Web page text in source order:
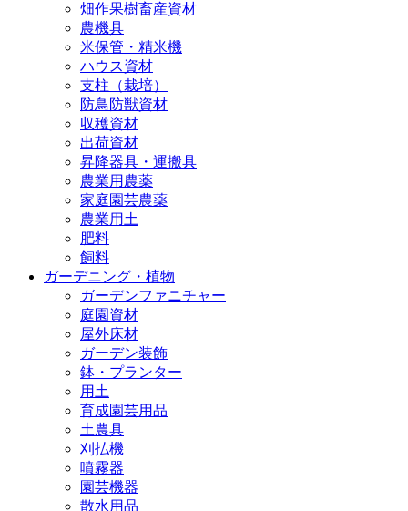
畑作果樹畜産資材
農機具
米保管・精米機
ハウス資材
支柱（栽培）
防鳥防獣資材
収穫資材
出荷資材
昇降器具・運搬具
農業用農薬
家庭園芸農薬
農業用土
肥料
飼料
ガーデニング・植物
ガーデンファニチャー
庭園資材
屋外床材
ガーデン装飾
鉢・プランター
用土
育成園芸用品
土農具
刈払機
噴霧器
園芸機器
散水用品